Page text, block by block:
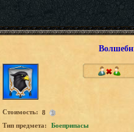
Стоимость: 8
Tип предмета:
Боеприпасы